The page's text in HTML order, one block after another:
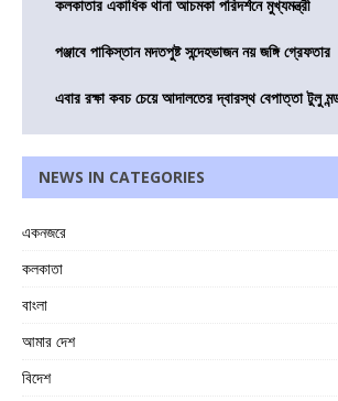
কলকাতার একাধিক থানা আচমকা পরিদর্শনে মুখ্যমন্ত্রী
পঞ্জাবে পাকিস্তান মদতপুষ্ট সন্দেহভাজন নয় জঙ্গি গ্রেফতার
এবার রক্ষা কবচ চেয়ে আদালতের দ্বারস্থ বেপাত্তা টুলু
NEWS IN CATEGORIES
একনজরে
কলকাতা
বাংলা
আমার দেশ
বিদেশ